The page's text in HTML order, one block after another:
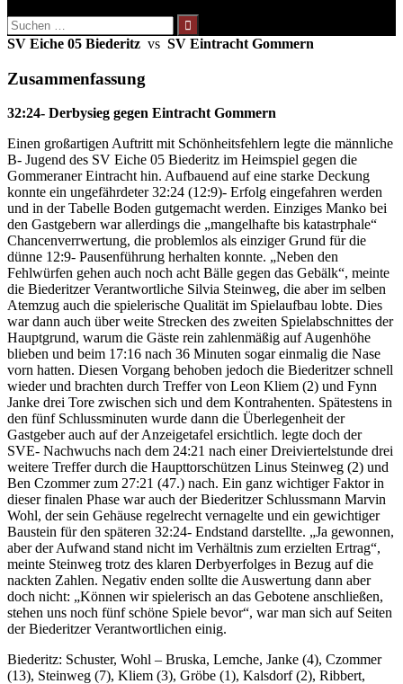
Suchen
nach:
SV Eiche 05 Biederitz vs SV Eintracht Gommern
Zusammenfassung
32:24- Derbysieg gegen Eintracht Gommern
Einen großartigen Auftritt mit Schönheitsfehlern legte die männliche
B- Jugend des SV Eiche 05 Biederitz im Heimspiel gegen die
Gommeraner Eintracht hin. Aufbauend auf eine starke Deckung
konnte ein ungefährdeter 32:24 (12:9)- Erfolg eingefahren werden
und in der Tabelle Boden gutgemacht werden. Einziges Manko bei
den Gastgebern war allerdings die „mangelhafte bis katastrphale“
Chancenverrwertung, die problemlos als einziger Grund für die
dünne 12:9- Pausenführung herhalten konnte. „Neben den
Fehlwürfen gehen auch noch acht Bälle gegen das Gebälk“, meinte
die Biederitzer Verantwortliche Silvia Steinweg, die aber im selben
Atemzug auch die spielerische Qualität im Spielaufbau lobte. Dies
war dann auch über weite Strecken des zweiten Spielabschnittes der
Hauptgrund, warum die Gäste rein zahlenmäßig auf Augenhöhe
blieben und beim 17:16 nach 36 Minuten sogar einmalig die Nase
vorn hatten. Diesen Vorgang behoben jedoch die Biederitzer schnell
wieder und brachten durch Treffer von Leon Kliem (2) und Fynn
Janke drei Tore zwischen sich und dem Kontrahenten. Spätestens in
den fünf Schlussminuten wurde dann die Überlegenheit der
Gastgeber auch auf der Anzeigetafel ersichtlich. legte doch der
SVE- Nachwuchs nach dem 24:21 nach einer Dreiviertelstunde drei
weitere Treffer durch die Haupttorschützen Linus Steinweg (2) und
Ben Czommer zum 27:21 (47.) nach. Ein ganz wichtiger Faktor in
dieser finalen Phase war auch der Biederitzer Schlussmann Marvin
Wohl, der sein Gehäuse regelrecht vernagelte und ein gewichtiger
Baustein für den späteren 32:24- Endstand darstellte. „Ja gewonnen,
aber der Aufwand stand nicht im Verhältnis zum erzielten Ertrag“,
meinte Steinweg trotz des klaren Derbyerfolges in Bezug auf die
nackten Zahlen. Negativ enden sollte die Auswertung dann aber
doch nicht: „Können wir spielerisch an das Gebotene anschließen,
stehen uns noch fünf schöne Spiele bevor“, war man sich auf Seiten
der Biederitzer Verantwortlichen einig.
Biederitz: Schuster, Wohl – Bruska, Lemche, Janke (4), Czommer
(13), Steinweg (7), Kliem (3), Gröbe (1), Kalsdorf (2), Ribbert,